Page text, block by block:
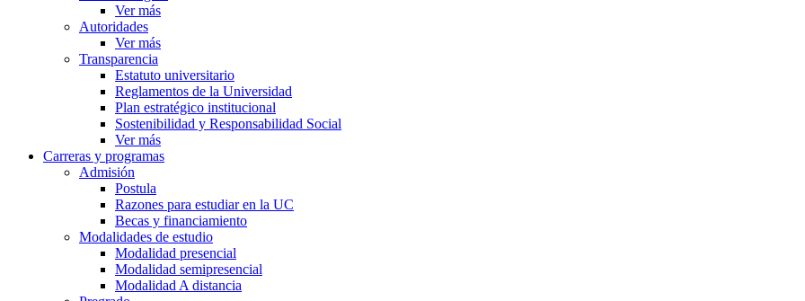
Ver más
Autoridades
Ver más
Transparencia
Estatuto universitario
Reglamentos de la Universidad
Plan estratégico institucional
Sostenibilidad y Responsabilidad Social
Ver más
Carreras y programas
Admisión
Postula
Razones para estudiar en la UC
Becas y financiamiento
Modalidades de estudio
Modalidad presencial
Modalidad semipresencial
Modalidad A distancia